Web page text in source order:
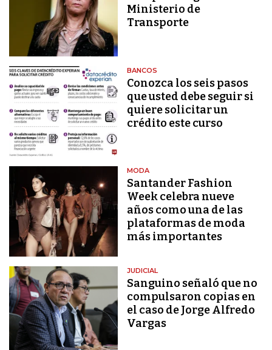
Ministerio de
Transporte
BANCOS
Conozca los seis pasos
que usted debe seguir si
quiere solicitar un
crédito este curso
MODA
Santander Fashion
Week celebra nueve
años como una de las
plataformas de moda
más importantes
JUDICIAL
Sanguino señaló que no
compulsaron copias en
el caso de Jorge Alfredo
Vargas